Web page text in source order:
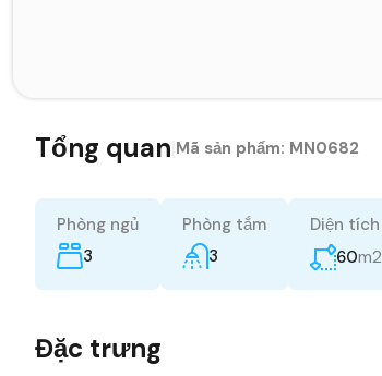
Tổng quan Mã sản phẩm: MN0682
Phòng ngủ
3
Phòng tắm
3
Diện tích
60m2
Đặc trưng